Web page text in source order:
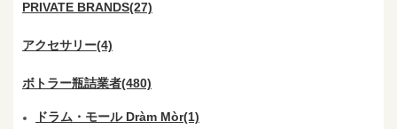
PRIVATE BRANDS(27)
アクセサリー(4)
ボトラー瓶詰業者(480)
ドラム・モール Dràm Mòr(1)